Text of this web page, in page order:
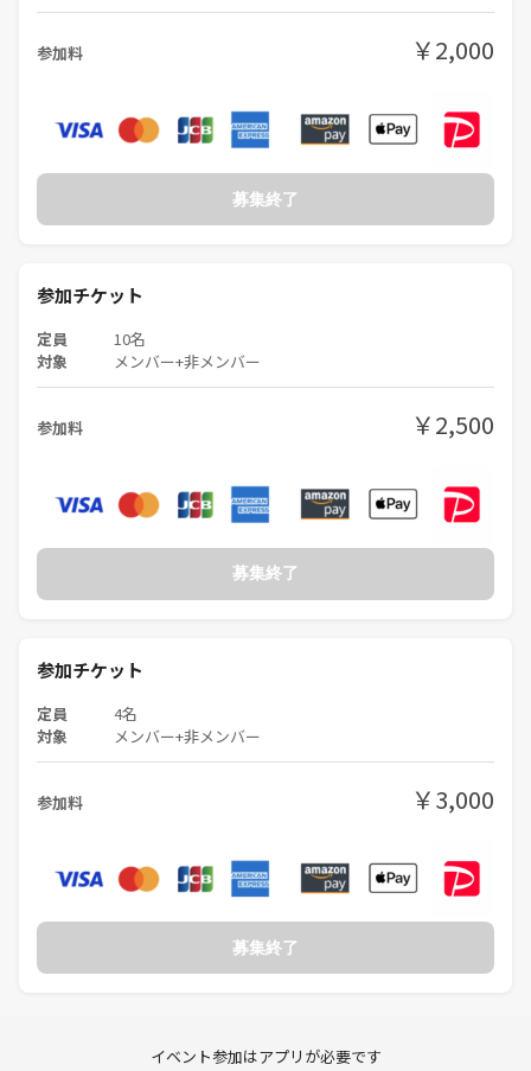
◆こねこばくはつ
◆もぐらポーカー
◆ミラリス
◆タイガー&ドラゴン
◆注文の多いハンバーガー店
◆ミッドナイトカクテル
◆宝石がいっぱい
◆ベルラッティ
などなど、その他多数。
豊富に揃えております❣️
参加料 ￥2,000
募集終了
参加チケット
定員 10名
対象 メンバー+非メンバー
参加料 ￥2,500
募集終了
参加チケット
定員 4名
対象 メンバー+非メンバー
参加料 ￥3,000
募集終了
イベント参加はアプリが必要です